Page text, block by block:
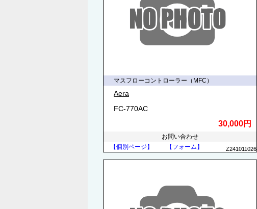
マスフローコントローラー（MFC）
Aera
FC-770AC
30,000円
お問い合わせ
【個別ページ】
【フォーム】 Z241011026